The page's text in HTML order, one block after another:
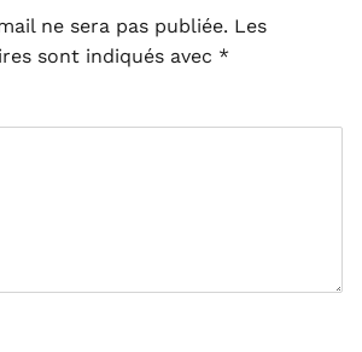
ne sera pas publiée. Les
sont indiqués avec *